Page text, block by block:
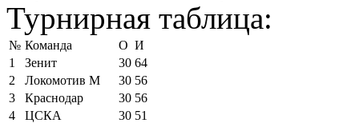
Турнирная таблица:
№ Команда О И
1
Зенит 30 64
2
Локомотив М 30 56
3
Краснодар 30 56
4
ЦСКА 30 51